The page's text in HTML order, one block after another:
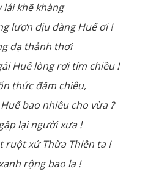
khẽ khàng
lượn dịu dàng Huế ơi !
dạ thảnh thơi
Huế lòng rơi tím chiều !
thức đăm chiêu,
bao nhiêu cho vừa ?
lại người xưa !
ruột xứ Thừa Thiên ta !
rộng bao la !